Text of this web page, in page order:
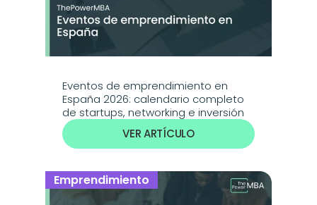
Eventos de emprendimiento en
España 2026: calendario completo
de startups, networking e inversión
VER ARTÍCULO
Emprendimiento